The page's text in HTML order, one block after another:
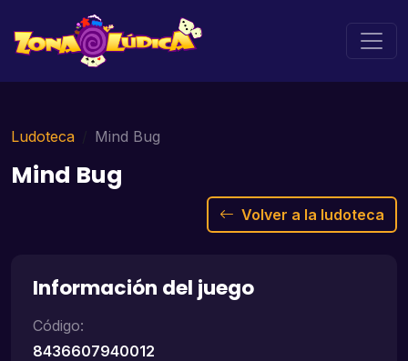
Ludoteca Mind Bug
Mind Bug
Volver a la ludoteca
Información del juego
Código:
8436607940012